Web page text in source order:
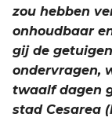
zou hebben
onhoudbaar
gij de
ondervragen,
twaalf dagen
stad Cesarea